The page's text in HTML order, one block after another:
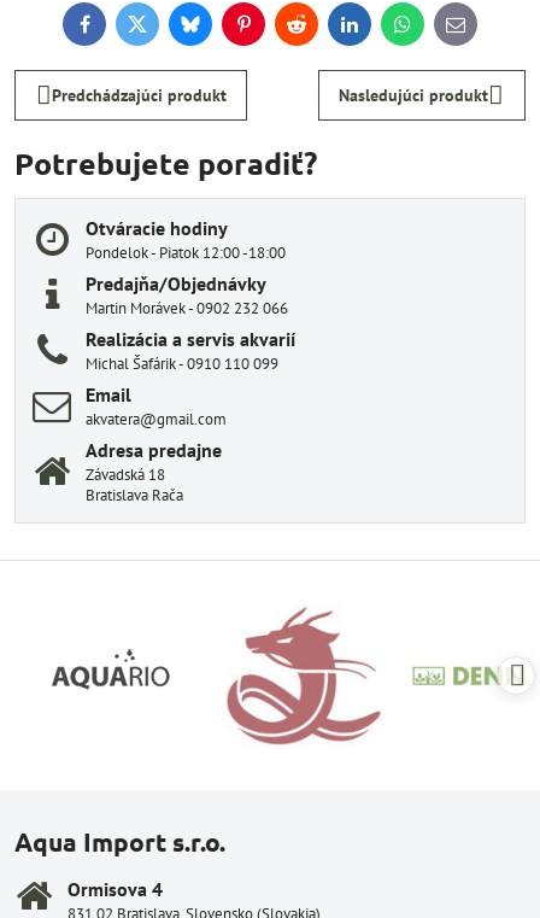
FacebookTwitterBlueskyPinterestReddit LinkedInWhatsApp
E-
mail
Predchádzajúci produkt Nasledujúci produkt
Potrebujete poradiť?
Otváracie hodiny
Pondelok - Piatok 12:00 -18:00
Predajňa/Objednávky
Martin Morávek - 0902 232 066
Realizácia a servis akvarií
Michal Šafárik - 0910 110 099
Email
akvatera@gmail.com
Adresa predajne
Závadská 18
Bratislava Rača
Aqua Import s.r.o.
Ormisova 4
831 02 Bratislava, Slovensko (Slovakia)